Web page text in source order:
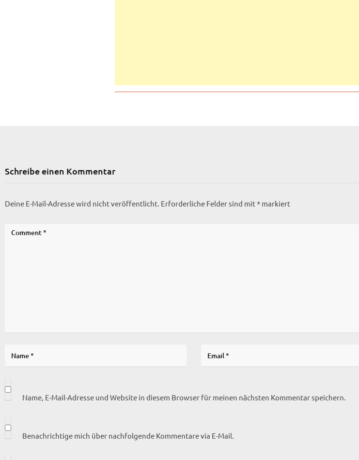
Schreibe einen Kommentar
Deine E-Mail-Adresse wird nicht veröffentlicht. Erforderliche Felder sind mit* markiert
Name, E-Mail-Adresse und Website in diesem Browser für meinen nächsten Kommentar speichern.
Benachrichtige mich über nachfolgende Kommentare via E-Mail.